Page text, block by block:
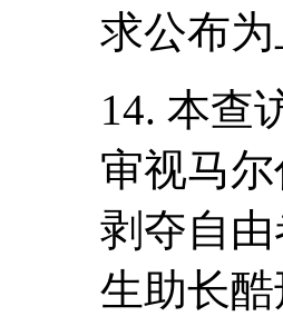
求公布为
14. 本查
审视马
剥夺自
生助长酷